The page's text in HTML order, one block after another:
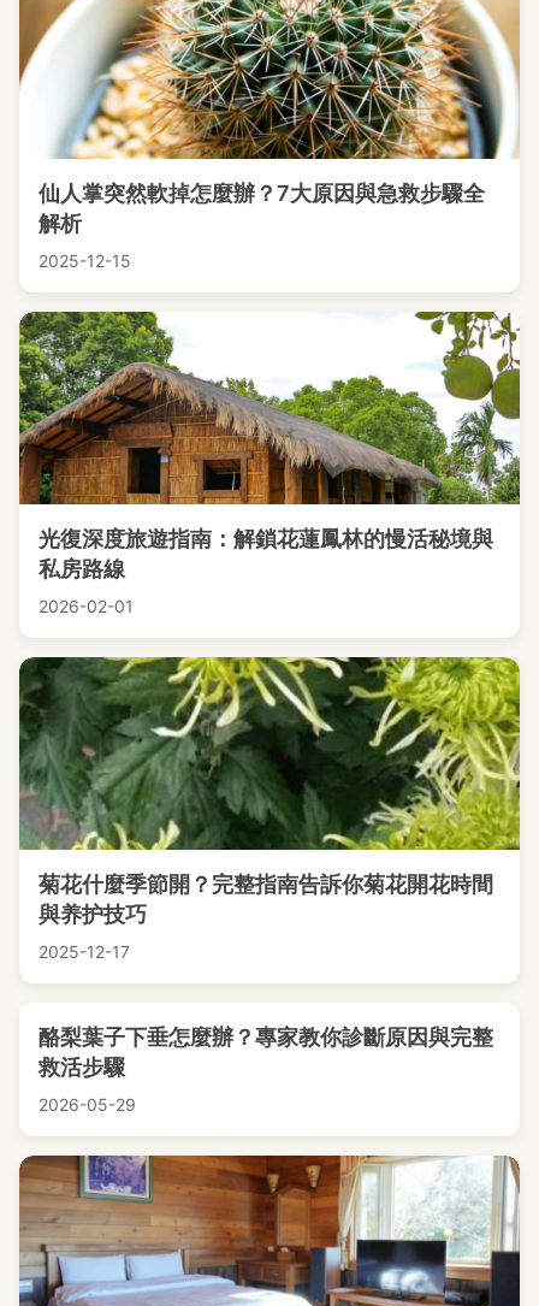
仙人掌突然軟掉怎麼辦？7大原因與急救步驟全
解析
2025-12-15
光復深度旅遊指南：解鎖花蓮鳳林的慢活秘境與
私房路線
2026-02-01
菊花什麼季節開？完整指南告訴你菊花開花時間
與养护技巧
2025-12-17
酪梨葉子下垂怎麼辦？專家教你診斷原因與完整
救活步驟
2026-05-29